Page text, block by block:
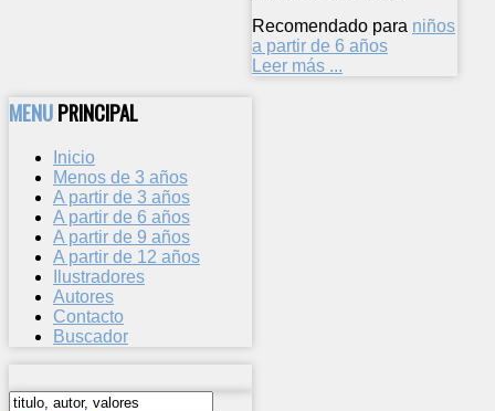
Recomendado para niños
a partir de 6 años
Leer más ...
MENUPRINCIPAL
Inicio
Menos de 3 años
A partir de 3 años
A partir de 6 años
A partir de 9 años
A partir de 12 años
Ilustradores
Autores
Contacto
Buscador